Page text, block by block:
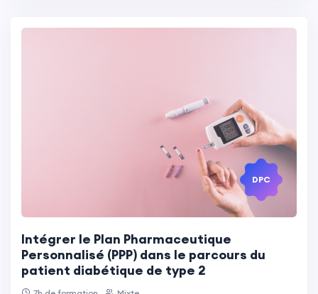
DPC
Intégrer le Plan Pharmaceutique
Personnalisé (PPP) dans le parcours du
patient diabétique de type 2